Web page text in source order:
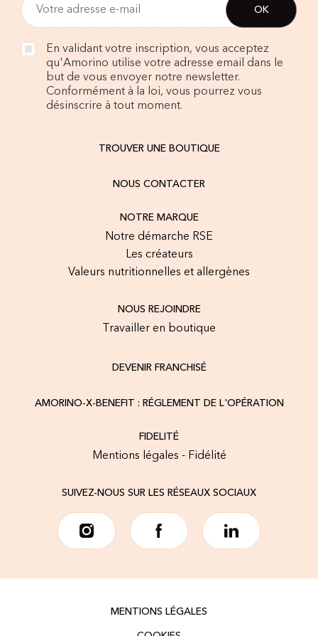
En validant votre inscription, vous acceptez
qu'Amorino utilise votre adresse email dans le
but de vous envoyer notre newsletter.
Conformément à la loi, vous pourrez vous
désinscrire à tout moment.
TROUVER UNE BOUTIQUE
NOUS CONTACTER
NOTRE MARQUE
Notre démarche RSE
Les créateurs
Valeurs nutritionnelles et allergènes
NOUS REJOINDRE
Travailler en boutique
DEVENIR FRANCHISÉ
AMORINO-X-BENEFIT : RÉGLEMENT DE L'OPÉRATION
FIDELITÉ
Mentions légales - Fidélité
SUIVEZ-NOUS SUR LES RÉSEAUX SOCIAUX
MENTIONS LÉGALES